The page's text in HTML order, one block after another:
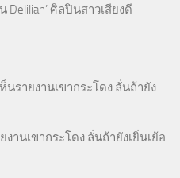
Delilian’ ศิลปินสาวเสียงดี
นรายงานเขากระโดง ลั่นถ้ายัง
งานเขากระโดง ลั่นถ้ายังเยิ่นเย้อ